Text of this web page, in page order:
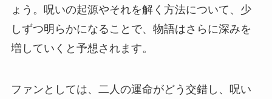
ょう。呪いの起源やそれを解く方法について、少
しずつ明らかになることで、物語はさらに深みを
増していくと予想されます。
ファンとしては、二人の運命がどう交錯し、呪い